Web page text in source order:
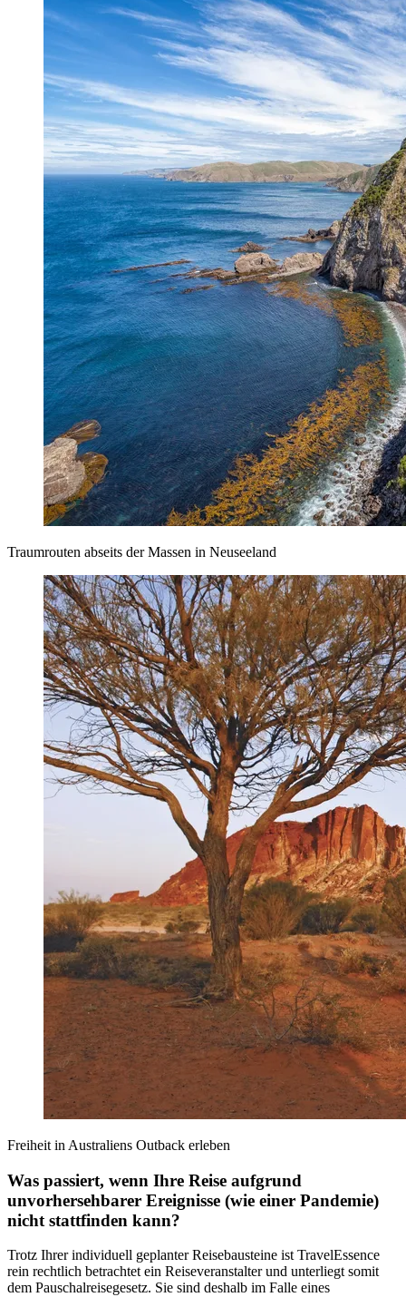
Traumrouten abseits der Massen in Neuseeland
Freiheit in Australiens Outback erleben
Was passiert, wenn Ihre Reise aufgrund
unvorhersehbarer Ereignisse (wie einer Pandemie)
nicht stattfinden kann?
Trotz Ihrer individuell geplanter Reisebausteine ist TravelEssence
rein rechtlich betrachtet ein Reiseveranstalter und unterliegt somit
dem Pauschalreisegesetz. Sie sind deshalb im Falle eines